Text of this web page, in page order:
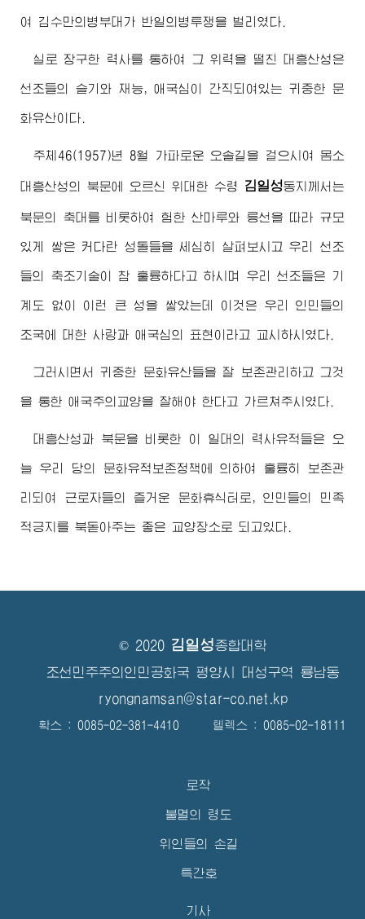
여 김수만의병부대가 반일의병투쟁을 벌리였다.
실로 장구한 력사를 통하여 그 위력을 떨친 대흥산성은
선조들의 슬기와 재능, 애국심이 간직되여있는 귀중한 문
화유산이다.
주체46(1957)년 8월 가파로운 오솔길을 걸으시여 몸소
대흥산성의 북문에 오르신 위대한 수령 김일성동지 께서는
북문의 축대를 비롯하여 험한 산마루와 릉선을 따라 규모
있게 쌓은 커다란 성돌들을 세심히 살펴보시고 우리 선조
들의 축조기술이 참 훌륭하다고 하시며 우리 선조들은 기
계도 없이 이런 큰 성을 쌓았는데 이것은 우리 인민들의
조국에 대한 사랑과 애국심의 표현이라고 교시하시였다.
그러시면서 귀중한 문화유산들을 잘 보존관리하고 그것
을 통한 애국주의교양을 잘해야 한다고 가르쳐주시였다.
대흥산성과 북문을 비롯한 이 일대의 력사유적들은 오
늘 우리 당의 문화유적보존정책에 의하여 훌륭히 보존관
리되여 근로자들의 즐거운 문화휴식터로, 인민들의 민족
적긍지를 북돋아주는 좋은 교양장소로 되고있다.
© 2020 김일성종합대학
조선민주주의인민공화국 평양시 대성구역 룡남동
ryongnamsan@star-co.net.kp
확스 : 0085-02-381-4410 텔렉스 : 0085-02-18111
로작
불멸의 령도
위인들의 손길
특간호
기사